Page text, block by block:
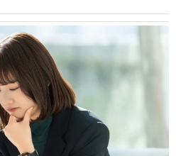
社会を目指してると知って大
会はまだまだ認知症や高齢者
と感じました。今回の件は、
てびっくりしました。アドバ
ト関係はすごく大変！早めに
をしたら同じような経験をし
かり驚きました」